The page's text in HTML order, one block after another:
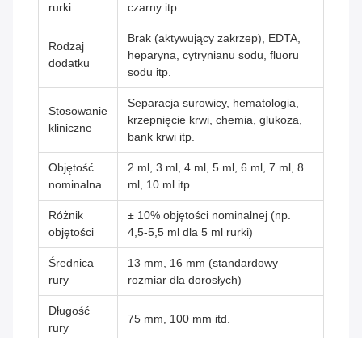
rurki
czarny itp.
Rodzaj
dodatku
Brak (aktywujący zakrzep), EDTA,
heparyna, cytrynianu sodu, fluoru
sodu itp.
Stosowanie
kliniczne
Separacja surowicy, hematologia,
krzepnięcie krwi, chemia, glukoza,
bank krwi itp.
Objętość
nominalna
2 ml, 3 ml, 4 ml, 5 ml, 6 ml, 7 ml, 8
ml, 10 ml itp.
Różnik
objętości
± 10% objętości nominalnej (np.
4,5-5,5 ml dla 5 ml rurki)
Średnica
rury
13 mm, 16 mm (standardowy
rozmiar dla dorosłych)
Długość
rury
75 mm, 100 mm itd.